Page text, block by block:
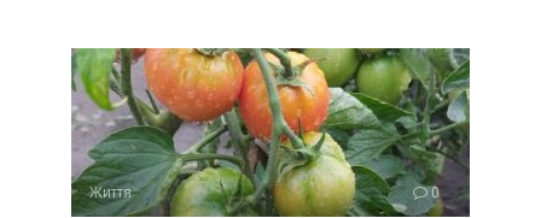
Життя 0